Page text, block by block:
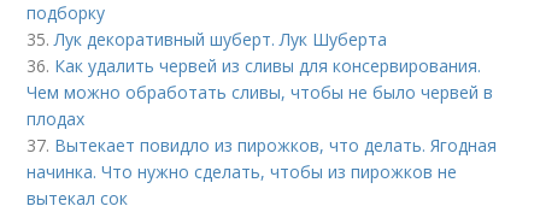
подборку
35.Лук декоративный шуберт. Лук Шуберта
36. Как удалить червей из сливы для консервирования.
Чем можно обработать сливы, чтобы не было червей в
плодах
37. Вытекает повидло из пирожков, что делать. Ягодная
начинка. Что нужно сделать, чтобы из пирожков не
вытекал сок